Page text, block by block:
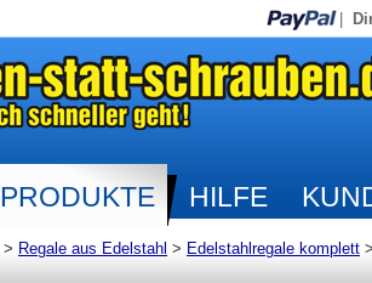
PRODUKTE HILFE
> Regale aus Edelstahl > Edelstahlregale komplett